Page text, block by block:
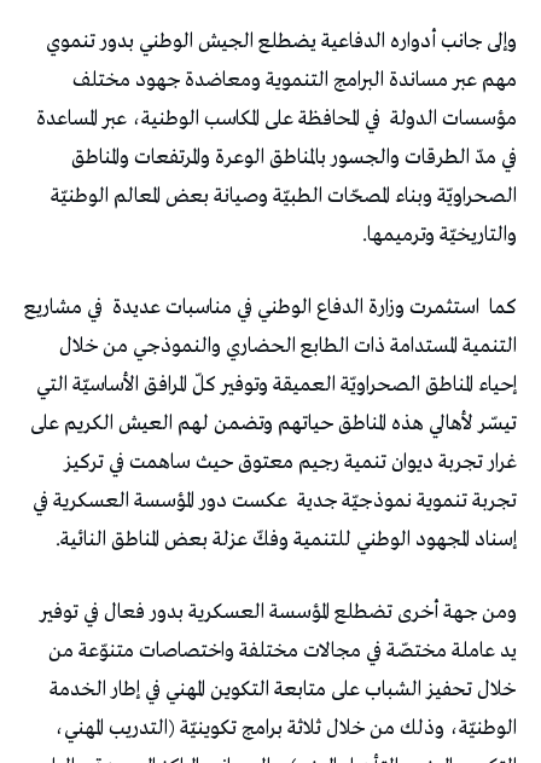
وإلى جانب أدواره الدفاعية يضطلع الجيش الوطني بدور تنموي
مهم عبر مساندة البرامج التنموية ومعاضدة جهود مختلف
مؤسسات الدولة في المحافظة على المكاسب الوطنية، عبر المساعدة
في مدّ الطرقات والجسور بالمناطق الوعرة والمرتفعات والمناطق
الصحراويّة وبناء المصحّات الطبيّة وصيانة بعض المعالم الوطنيّة
والتاريخيّة وترميمها.
كما استثمرت وزارة الدفاع الوطني في مناسبات عديدة في مشاريع
التنمية المستدامة ذات الطابع الحضاري والنموذجي من خلال
إحياء المناطق الصحراويّة العميقة وتوفير كلّ المرافق الأساسيّة التي
تيسّر لأهالي هذه المناطق حياتهم وتضمن لهم العيش الكريم على
غرار تجربة ديوان تنمية رجيم معتوق حيث ساهمت في تركيز
تجربة تنموية نموذجيّة جدية عكست دور المؤسسة العسكرية في
إسناد المجهود الوطني للتنمية وفكّ عزلة بعض المناطق النائية.
ومن جهة أخرى تضطلع المؤسسة العسكرية بدور فعال في توفير
يد عاملة مختصّة في مجالات مختلفة واختصاصات متنوّعة من
خلال تحفيز الشباب على متابعة التكوين المهني في إطار الخدمة
الوطنيّة، وذلك من خلال ثلاثة برامج تكوينيّة (التدريب المهني،